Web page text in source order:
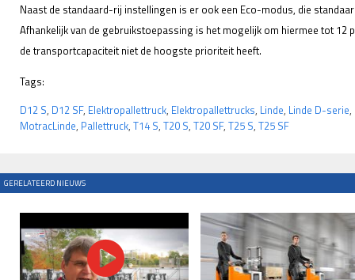
Naast de standaard-rij instellingen is er ook een Eco-modus, die
Afhankelijk van de gebruikstoepassing is het mogelijk om hiermee tot 12
de transportcapaciteit niet de hoogste prioriteit heeft.
Tags:
D12 S, D12 SF, Elektropallettruck, Elektropallettrucks, Linde, Linde D-serie,
MotracLinde, Pallettruck, T14 S, T20 S, T20 SF, T25 S, T25 SF
GERELATEERD NIEUWS